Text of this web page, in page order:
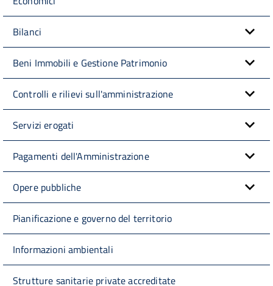
Bilanci
Beni Immobili e Gestione Patrimonio
Controlli e rilievi sull'amministrazione
Servizi erogati
Pagamenti dell'Amministrazione
Opere pubbliche
Pianificazione e governo del territorio
Informazioni ambientali
Strutture sanitarie private accreditate